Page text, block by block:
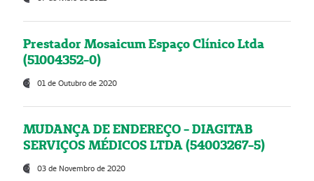
Prestador Mosaicum Espaço Clínico Ltda
(51004352-0)
01 de Outubro de 2020
MUDANÇA DE ENDEREÇO - DIAGITAB
SERVIÇOS MÉDICOS LTDA (54003267-5)
03 de Novembro de 2020